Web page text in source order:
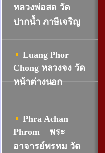
หลวงพ่อสด วัด
ปากน้ำ ภาษีเจริญ
Luang Phor
Chong หลวงจง วัด
หน้าต่างนอก
Phra Achan
Phrom พระ
อาจารย์พรหม วัด